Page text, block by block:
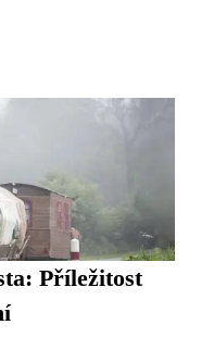
Příležitost